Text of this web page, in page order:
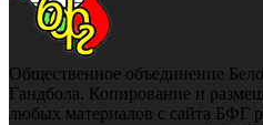
Общественное объединение
Гандбола. Копирование и
любых материалов с сайта БФГ